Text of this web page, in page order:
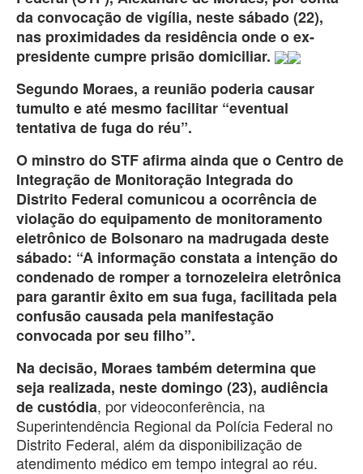
da convocação de vigília, neste sábado (22),
nas proximidades da residência onde o ex-
presidente cumpre prisão domiciliar.
Segundo Moraes, a reunião poderia causar
tumulto e até mesmo facilitar “eventual
tentativa de fuga do réu”.
O minstro do STF afirma ainda que o Centro de
Integração de Monitoração Integrada do
Distrito Federal comunicou a ocorrência de
violação do equipamento de monitoramento
eletrônico de Bolsonaro na madrugada deste
sábado: “A informação constata a intenção do
condenado de romper a tornozeleira eletrônica
para garantir êxito em sua fuga, facilitada pela
confusão causada pela manifestação
convocada por seu filho”.
Na decisão, Moraes também determina que
seja realizada, neste domingo (23), audiência
de custódia, por videoconferência, na
Superintendência Regional da Polícia Federal no
Distrito Federal, além da disponibilização de
atendimento médico em tempo integral ao réu.